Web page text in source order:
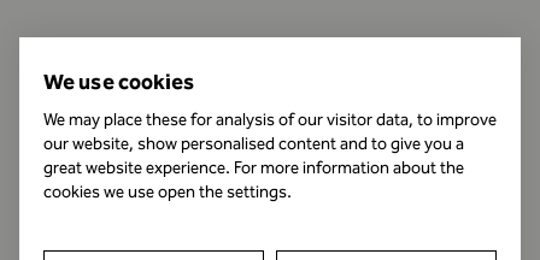
Öffnungszeiten
We use cookies
We may place these for analysis of our visitor data, to improve
our website, show personalised content and to give you a
great website experience. For more information about the
cookies we use open the settings.